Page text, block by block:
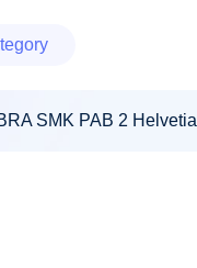
SMK PAB 2 Helvetia